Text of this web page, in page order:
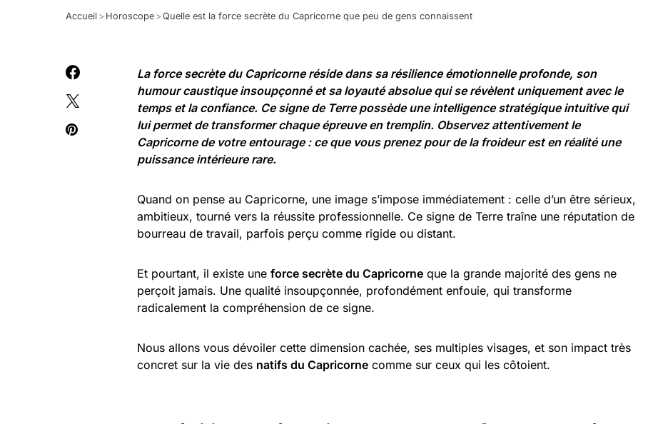
Accueil > Horoscope >Quelle est la force secrète du Capricorne que peu de gens connaissent
La force secrète du Capricorne réside dans sa résilience émotionnelle profonde, son
humour caustique insoupçonné et sa loyauté absolue qui se révèlent uniquement avec le
temps et la confiance. Ce signe de Terre possède une intelligence stratégique intuitive qui
lui permet de transformer chaque épreuve en tremplin. Observez attentivement le
Capricorne de votre entourage : ce que vous prenez pour de la froideur est en réalité une
puissance intérieure rare.
Quand on pense au Capricorne, une image s’impose immédiatement : celle d’un être sérieux,
ambitieux, tourné vers la réussite professionnelle. Ce signe de Terre traîne une réputation de
bourreau de travail, parfois perçu comme rigide ou distant.
Et pourtant, il existe une force secrète du Capricorne que la grande majorité des gens ne
perçoit jamais. Une qualité insoupçonnée, profondément enfouie, qui transforme
radicalement la compréhension de ce signe.
Nous allons vous dévoiler cette dimension cachée, ses multiples visages, et son impact très
concret sur la vie des natifs du Capricorne comme sur ceux qui les côtoient.